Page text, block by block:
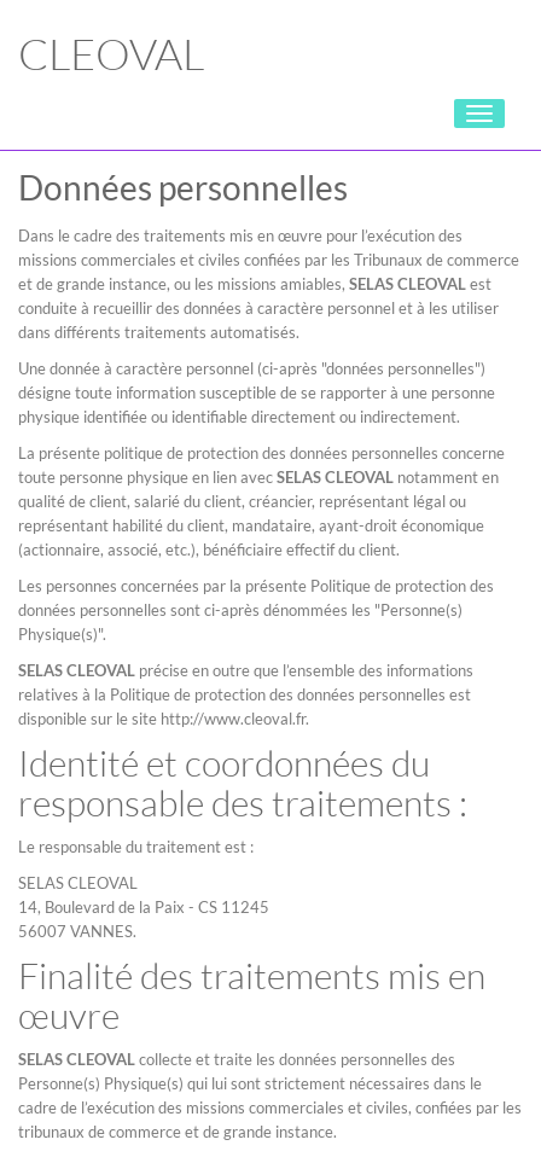
CLEOVAL
Toggle
Données personnelles
Dans le cadre des traitements mis en œuvre pour l’exécution des
missions commerciales et civiles confiées par les Tribunaux de commerce
et de grande instance, ou les missions amiables, SELAS CLEOVALest
conduite à recueillir des données à caractère personnel et à les utiliser
dans différents traitements automatisés.
Une donnée à caractère personnel (ci-après "données personnelles")
désigne toute information susceptible de se rapporter à une personne
physique identifiée ou identifiable directement ou indirectement.
La présente politique de protection des données personnelles concerne
toute personne physique en lien avecSELAS CLEOVAL notamment en
qualité de client, salarié du client, créancier, représentant légal ou
représentant habilité du client, mandataire, ayant-droit économique
(actionnaire, associé, etc.), bénéficiaire effectif du client.
Les personnes concernées par la présente Politique de protection des
données personnelles sont ci-après dénommées les "Personne(s)
Physique(s)".
SELAS CLEOVAL précise en outre que l’ensemble des informations
relatives à la Politique de protection des données personnelles est
disponible sur le site http://www.cleoval.fr.
Identité et coordonnées du
responsable des traitements :
Le responsable du traitement est :
SELAS CLEOVAL
14, Boulevard de la Paix - CS 11245
56007 VANNES.
Finalité des traitements mis en
œuvre
SELAS CLEOVALcollecte et traite les données personnelles des
Personne(s) Physique(s) qui lui sont strictement nécessaires dans le
cadre de l’exécution des missions commerciales et civiles, confiées par les
tribunaux de commerce et de grande instance.